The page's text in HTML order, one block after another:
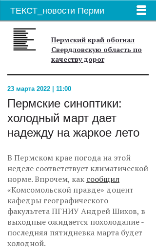
ТЕКСТ_новости Перми
Пермский край обогнал
Свердловскую область по
качеству дорог
23 марта 2022 | 11:00
Пермские синоптики:
холодный март дает
надежду на жаркое лето
В Пермском крае погода на этой
неделе соответствует климатической
норме. Впрочем, как сообщил
«Комсомольской правде» доцент
кафедры географического
факультета ПГНИУ Андрей Шихов, в
выходные ожидается похолодание -
последняя пятидневка марта будет
холодной.